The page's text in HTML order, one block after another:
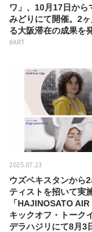
ワ」、10月17日から
みどりにて開催。2
る大阪滞在の成果を
#ART
2025.07.23
ウズベキスタンから
ティストを招いて実
「HAJINOSATO
キックオフ・トーク
デラハジリにて8月3